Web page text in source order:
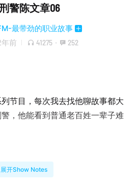
刑警陈文章06
最带劲的职业故事
年前 41275 · 252
节目，每次我去找他聊故事都大
，他能看到普通老百姓一辈子难
爆破手”案，在我们节目发布之
展开Show Notes